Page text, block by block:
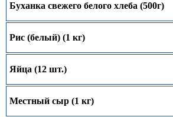
Буханка свежего белого хлеба (500г)
Рис (белый) (1 кг)
Яйца (12 шт.)
Местный сыр (1 кг)